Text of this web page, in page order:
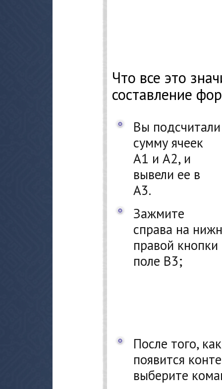
Что все это
составление
Вы подсчитали
сумму ячеек
А1 и А2, и
вывели ее в
А3.
Зажмите
справа на
правой
поле В3;
После того,
появится
выберите